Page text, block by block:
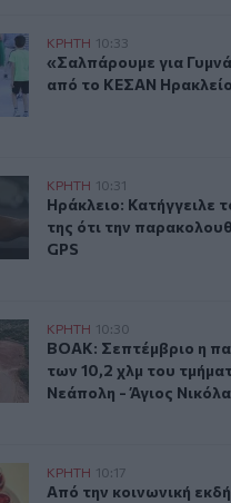
Γυμνάσιο!» από το
ΚΡΗΤΗ 10:33
«Σαλπάρουμε για
«Σαλπάρουμε για
από το ΚΕΣΑΝ
τον πρώην της ότι
ΚΡΗΤΗ 10:31
Ηράκλειο:
Ηράκλειο: Κατήγγειλε
της ότι την
GPS
η παράδοση των 10,2
ΚΡΗΤΗ 10:30
ΒΟΑΚ: Σεπτέμβριο η
ΒΟΑΚ: Σεπτέμβριο η
των 10,2 χλμ του
Νεάπολη - Άγιος
κοινωνική εκδήλωση
ΚΡΗΤΗ 10:17
Από την κοινωνική
Από την κοινωνική